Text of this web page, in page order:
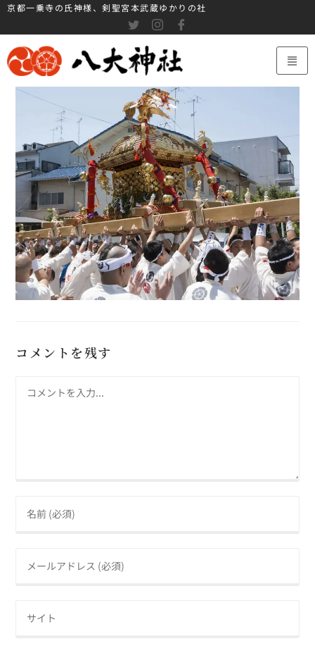
京都一乗寺の氏神様、剣聖宮本武蔵ゆかりの社
コメントを残す